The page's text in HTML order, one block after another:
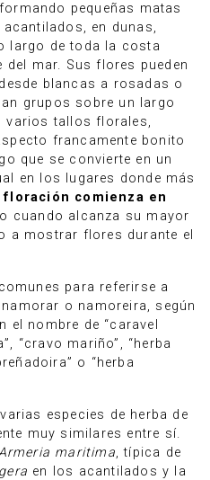
pequeñas matas
en dunas,
largo de toda la costa
mar. Sus flores pueden
blancas a rosadas o
grupos sobre un largo
varios tallos florales,
francamente bonito
que se convierte en un
en los lugares donde más
floración comienza en
cuando alcanza su mayor
a mostrar flores durante el
para referirse a
o namoreira, según
el nombre de “caravel
“cravo mariño”, “herba
o “herba
especies de herba de
muy similares entre sí.
maritima, típica de
en los acantilados y la